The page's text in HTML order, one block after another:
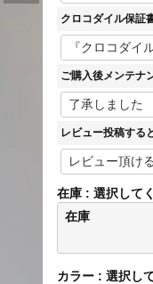
クロコダイル保証
ご購入後メンテナ
レビュー投稿する
在庫
選択して
在庫
カラー 選択し